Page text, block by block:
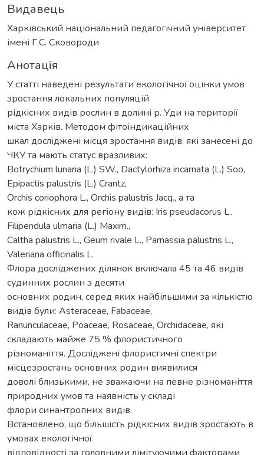
Видавець
Харківський національний педагогічний університет
імені Г.С. Сковороди
Анотація
У статті наведені результати екологічної оцінки умов
зростання локальних популяцій
рідкісних видів рослин в долині р. Уди на території
міста Харків. Методом фітоіндикаційних
шкал досліджені місця зростання видів, які занесені до
ЧКУ та мають статус вразливих:
Botrychium lunaria (L.) SW., Dactylorhiza incarnata (L.) Soo,
Epipactis palustris (L.) Crantz,
Orchis coriophora L., Orchis palustris Jacq., а та
кож рідкісних для регіону видів: Iris pseudacorus L.,
Filipendula ulmaria (L.) Maxim.,
Caltha palustris L., Geum rivale L., Parnassia palustris L.,
Valeriana officinalis L.
Флора досліджених ділянок включала 45 та 46 видів
судинних рослин з десяти
основних родин, серед яких найбільшими за кількістю
видів були: Asteraceae, Fabaceae,
Ranunculaceae, Poaceae, Rosaceae, Orchidaceae, які
складають майже 75 % флористичного
різноманіття. Досліджені флористичні спектри
місцезростань основних родин виявилися
доволі близькими, не зважаючи на певне різноманіття
природних умов та наявність у складі
флори синантропних видів.
Встановлено, що більшість рідкісних видів зростають в
умовах екологічної